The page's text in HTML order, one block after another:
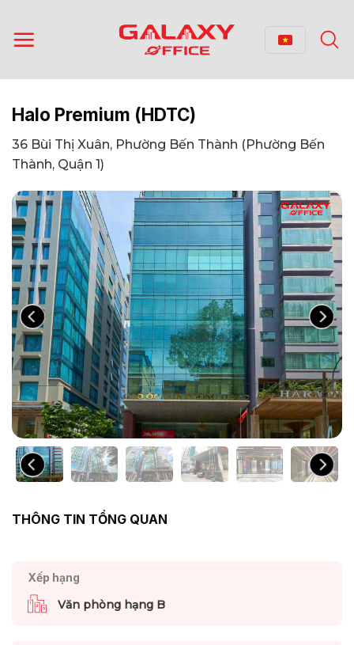
qua
nội
Halo Premium (HDTC)
36 Bùi Thị Xuân, Phường Bến Thành (Phường Bến
Thành, Quận 1)
THÔNG TIN TỔNG QUAN
Xếp hạng
Văn phòng hạng B